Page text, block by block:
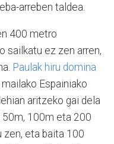
arreben taldea.
400 metro
sailkatu ez zen arren,
Paulak hiru domina
mailako Espainiako
aritzeko gai dela
50m, 100m eta 200
eta baita 100